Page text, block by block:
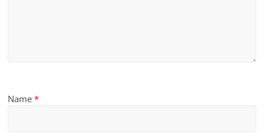
Name*